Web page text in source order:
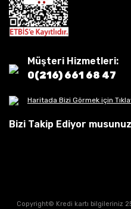
Müşteri Hizmetleri:
0(216) 661 68 47
Haritada Bizi Görmek için
Bizi Takip Ediyor
Copyright© Kredi kartı bilgileriniz